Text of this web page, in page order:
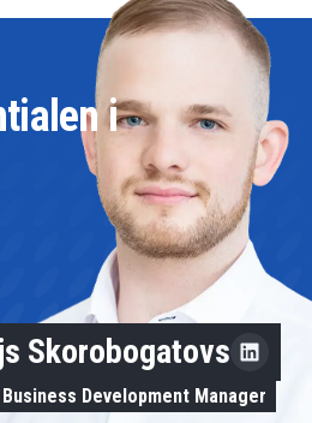
i
Skorobogatovs
Development Manager